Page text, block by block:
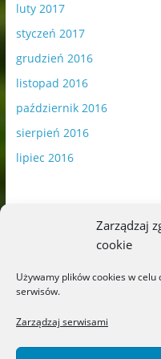
Zarządzaj
cookie
Używamy plików cookies w
serwisów.
Zarządzaj serwisami
luty 2017
styczeń 2017
grudzień 2016
listopad 2016
październik 2016
sierpień 2016
lipiec 2016